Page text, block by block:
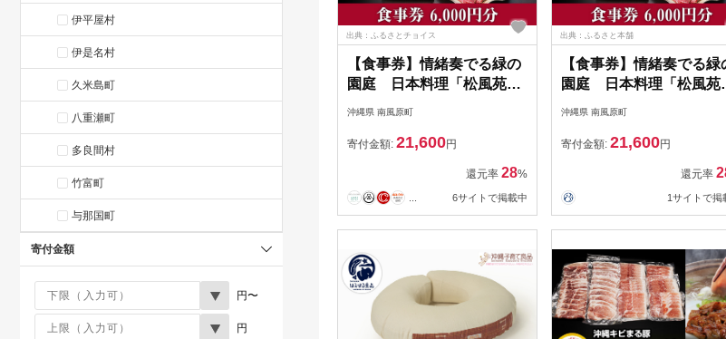
伊平屋村
伊是名村
久米島町
八重瀬町
多良間村
竹富町
与那国町
寄付金額
円〜
円
出典：ふるさとチョイス
【食事券】情緒奏でる緑の
園庭 日本料理「松風苑」
（6,000円分）
沖縄県 南風原町
寄付金額: 21,600円
還元率28%
6サイトで掲載中
出典：ふるさと本舗
【食事券】情緒奏でる緑
園庭 日本料理「松風苑
（6,000円分）
沖縄県 南風原町
寄付金額:21,600円
還元率
1サイトで掲